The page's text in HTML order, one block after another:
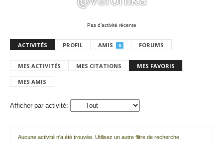
Pas d’activité récente
ACTIVITÉS PROFIL AMIS 0 FORUMS
MES ACTIVITÉS MES CITATIONS MES FAVORIS
MES AMIS
Afficher par activité:
Aucune activité n'a été trouvée. Utilisez un autre filtre de recherche.